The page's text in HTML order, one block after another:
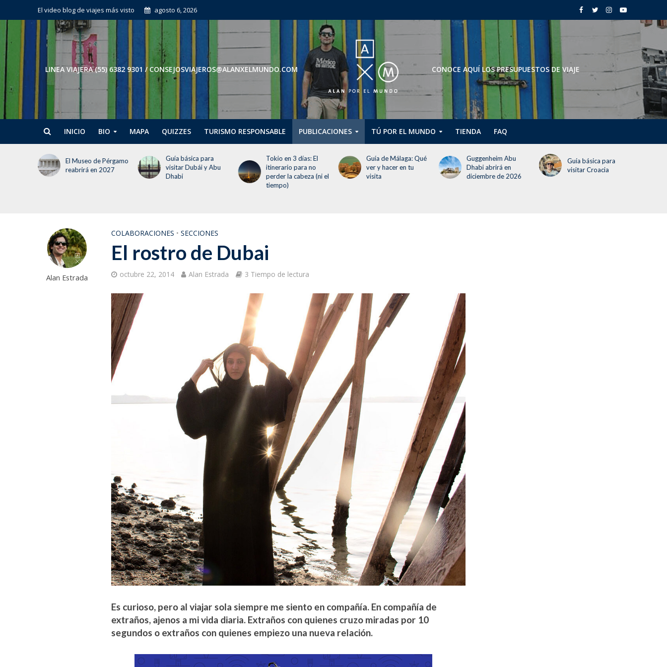
El video blog de viajes más visto agosto 6, 2026
LINEA VIAJERA (55) 6382 9301 / CONSEJOSVIAJEROS@ALANXELMUNDO.COM CONOCE AQUÍ LOS PRESUPUESTOS DE VIAJE
INICIO BIO MAPA QUIZZES TURISMO RESPONSABLE PUBLICACIONES TÚ POR EL MUNDO TIENDA FAQ
Guía básica para
visitar Dubái y Abu
Tokio en 3 días: El
itinerario para no
perder la cabeza (ni el
Guía de Málaga: Qué
ver y hacer en tu
visita
Guggenheim Abu
Dhabi abrirá en
diciembre de 2026
Guía básica para
visitar Croacia
Todo lo que deben
saber del Festival del
Alan Estrada
COLABORACIONES • SECCIONES
El rostro de Dubai
octubre 22, 2014 Alan Estrada 3 Tiempo de lectura
Es curioso, pero al viajar sola siempre me siento en compañía. En compañía de
extraños, ajenos a mi vida diaria. Extraños con quienes cruzo miradas por 10
segundos o extraños con quienes empiezo una nueva relación.